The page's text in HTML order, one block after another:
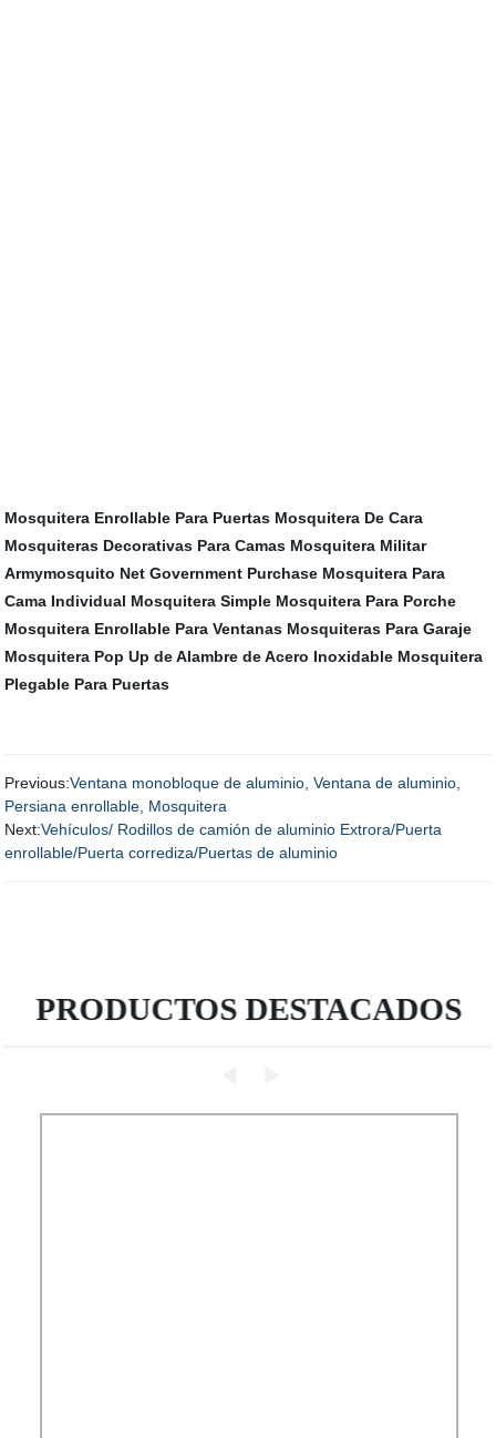
Mosquitera Enrollable Para Puertas Mosquitera De Cara
Mosquiteras Decorativas Para Camas Mosquitera Militar
Armymosquito Net Government Purchase Mosquitera Para
Cama Individual Mosquitera Simple Mosquitera Para Porche
Mosquitera Enrollable Para Ventanas Mosquiteras Para Garaje
Mosquitera Pop Up de Alambre de Acero Inoxidable Mosquitera
Plegable Para Puertas
Previous:Ventana monobloque de aluminio, Ventana de aluminio,
Persiana enrollable, Mosquitera
Next:Vehículos/ Rodillos de camión de aluminio Extrora/Puerta
enrollable/Puerta corrediza/Puertas de aluminio
PRODUCTOS DESTACADOS